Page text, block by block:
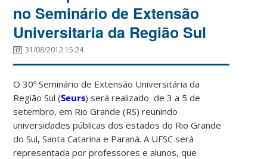
no Seminário de Extensão
Universitaria da Região Sul
31/08/2012 15:24
O 30º Seminário de Extensão Universitária da
Região Sul (Seurs) será realizado de 3 a 5 de
setembro, em Rio Grande (RS) reunindo
universidades públicas dos estados do Rio Grande
do Sul, Santa Catarina e Paraná. A UFSC será
representada por professores e alunos, que